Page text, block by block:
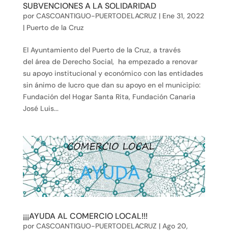
SUBVENCIONES A LA SOLIDARIDAD
por CASCOANTIGUO-PUERTODELACRUZ | Ene 31, 2022
| Puerto de la Cruz
El Ayuntamiento del Puerto de la Cruz, a través
del área de Derecho Social, ha empezado a renovar
su apoyo institucional y económico con las entidades
sin ánimo de lucro que dan su apoyo en el municipio:
Fundación del Hogar Santa Rita, Fundación Canaria
José Luis...
¡¡¡AYUDA AL COMERCIO LOCAL!!!
por CASCOANTIGUO-PUERTODELACRUZ | Ago 20,